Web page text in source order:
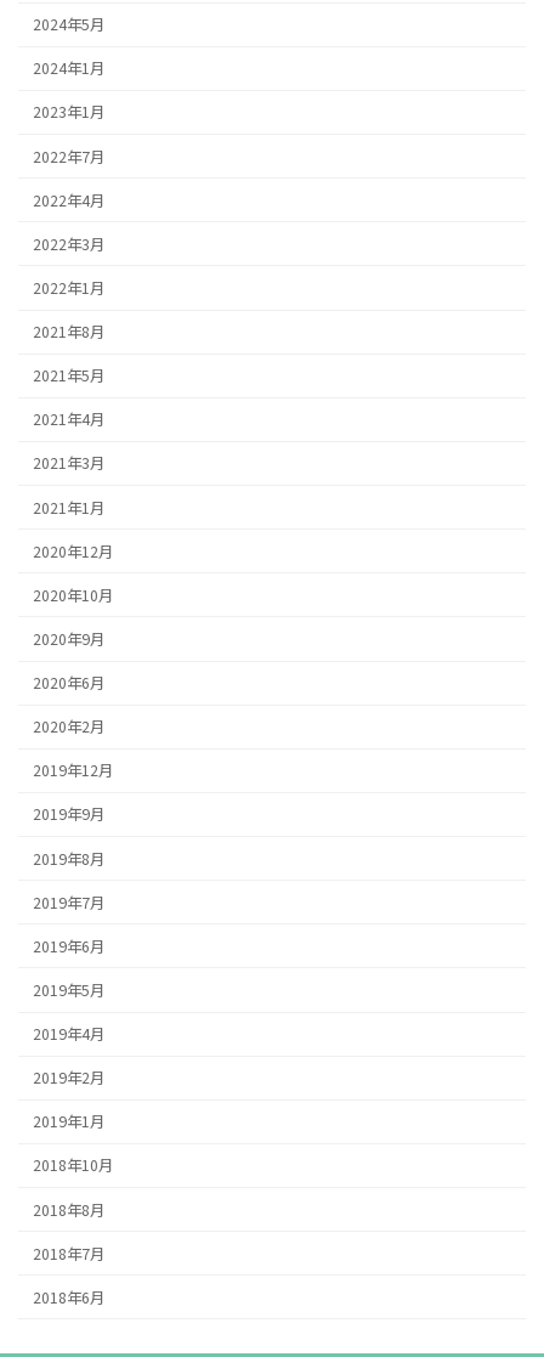
2024年5月
2024年1月
2023年1月
2022年7月
2022年4月
2022年3月
2022年1月
2021年8月
2021年5月
2021年4月
2021年3月
2021年1月
2020年12月
2020年10月
2020年9月
2020年6月
2020年2月
2019年12月
2019年9月
2019年8月
2019年7月
2019年6月
2019年5月
2019年4月
2019年2月
2019年1月
2018年10月
2018年8月
2018年7月
2018年6月